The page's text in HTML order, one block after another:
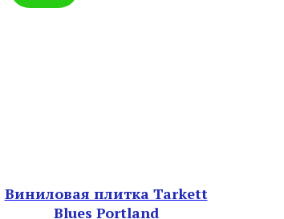
Виниловая плитка Tarkett
Blues Portland